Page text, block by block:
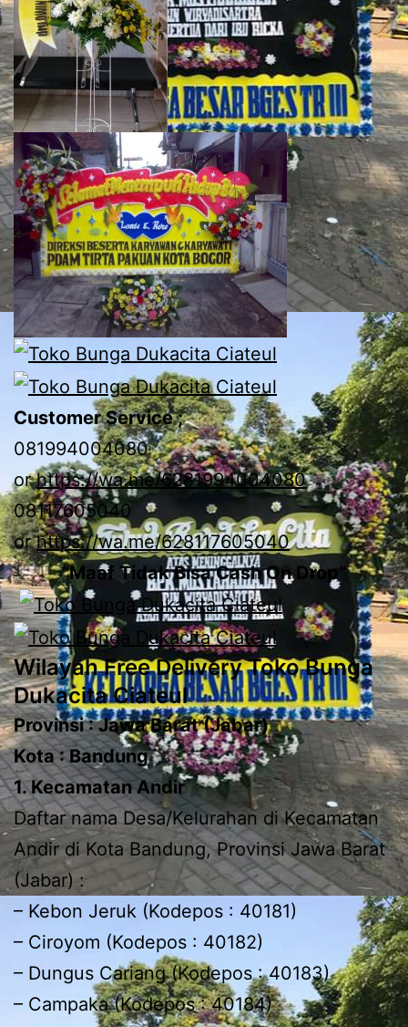
Customer Service ;
081994004080
orhttps://wa.me/6281994004080
08117605040
orhttps://wa.me/628117605040
“Maaf Tidak Bisa Cash On Drop”
Wilayah Free Delivery Toko Bunga
Dukacita Ciateul
Provinsi : Jawa Barat (Jabar)
Kota : Bandung
1. Kecamatan Andir
Daftar nama Desa/Kelurahan di Kecamatan
Andir di Kota Bandung, Provinsi Jawa Barat
(Jabar) :
– Kebon Jeruk (Kodepos : 40181)
– Ciroyom (Kodepos : 40182)
– Dungus Cariang (Kodepos : 40183)
– Campaka (Kodepos : 40184)